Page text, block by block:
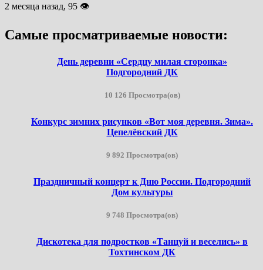
2 месяца назад, 95 👁
Самые просматриваемые новости:
День деревни «Сердцу милая сторонка»
Подгородний ДК
10 126 Просмотра(ов)
Конкурс зимних рисунков «Вот моя деревня. Зима».
Цепелёвский ДК
9 892 Просмотра(ов)
Праздничный концерт к Дню России. Подгородний
Дом культуры
9 748 Просмотра(ов)
Дискотека для подростков «Танцуй и веселись» в
Тохтинском ДК